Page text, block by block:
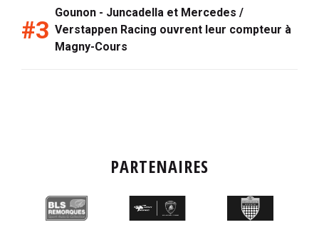
Gounon - Juncadella et Mercedes /
Verstappen Racing ouvrent leur compteur à
Magny-Cours
PARTENAIRES